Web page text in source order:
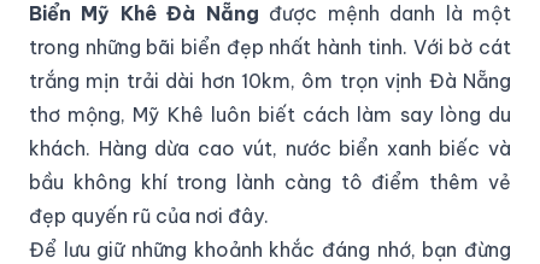
Biển Mỹ Khê Đà Nẵng được mệnh danh là một
trong những bãi biển đẹp nhất hành tinh. Với bờ cát
trắng mịn trải dài hơn 10km, ôm trọn vịnh Đà Nẵng
thơ mộng, Mỹ Khê luôn biết cách làm say lòng du
khách. Hàng dừa cao vút, nước biển xanh biếc và
bầu không khí trong lành càng tô điểm thêm vẻ
đẹp quyến rũ của nơi đây.
Để lưu giữ những khoảnh khắc đáng nhớ, bạn đừng